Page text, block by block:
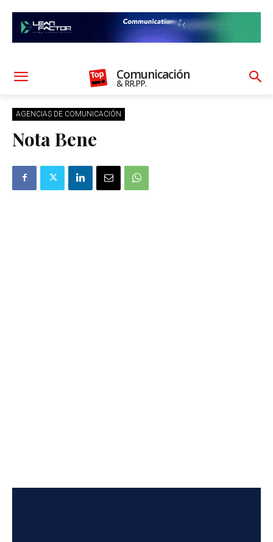
Comunicación
& RR.PP.
AGENCIAS DE COMUNICACIÓN
Nota Bene